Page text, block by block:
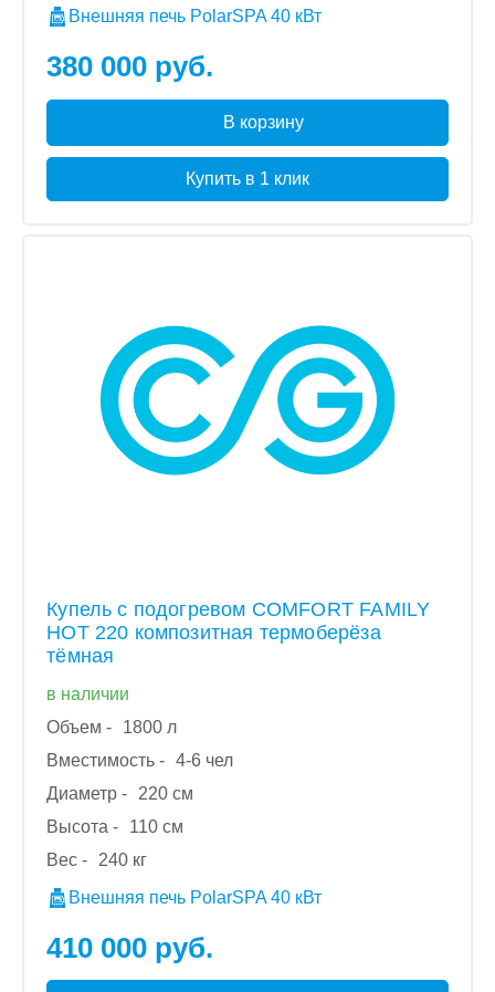
Внешняя печь PolarSPA 40 кВт
380 000 руб.
В корзину
Купить в 1 клик
Купель с подогревом COMFORT FAMILY
HOT 220 композитная термоберёза
тёмная
в наличии
Объем -
1800 л
Вместимость - 4-6 чел
Диаметр -
220 см
Высота -
110 см
Вес -
240 кг
Внешняя печь PolarSPA 40 кВт
410 000 руб.